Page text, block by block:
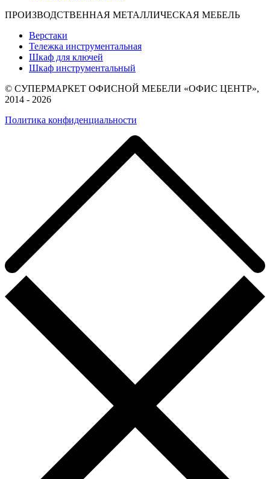
ПРОИЗВОДСТВЕННАЯ МЕТАЛЛИЧЕСКАЯ МЕБЕЛЬ
Верстаки
Тележка инструментальная
Шкаф для ключей
Шкаф инструментальный
© СУПЕРМАРКЕТ ОФИСНОЙ МЕБЕЛИ «ОФИС ЦЕНТР»,
2014 - 2026
Политика конфиденциальности